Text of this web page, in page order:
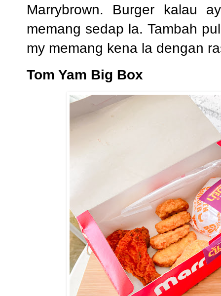
Marrybrown. Burger kalau
memang sedap la. Tambah
my memang kena la dengan
Tom Yam Big Box